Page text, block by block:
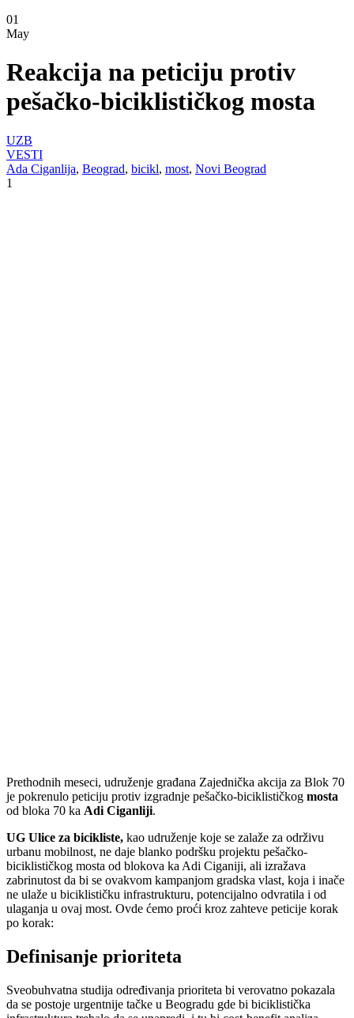
01
May
Reakcija na peticiju protiv
pešačko-biciklističkog mosta
UZB
VESTI
Ada Ciganlija, Beograd, bicikl, most, Novi Beograd
1
Prethodnih meseci, udruženje građana Zajednička akcija za Blok 70
je pokrenulo peticiju protiv izgradnje pešačko-biciklističkog mosta
od bloka 70 ka Adi Ciganliji.
UG Ulice za bicikliste, kao udruženje koje se zalaže za održivu
urbanu mobilnost, ne daje blanko podršku projektu pešačko-
biciklističkog mosta od blokova ka Adi Ciganiji, ali izražava
zabrinutost da bi se ovakvom kampanjom gradska vlast, koja i inače
ne ulaže u biciklističku infrastrukturu, potencijalno odvratila i od
ulaganja u ovaj most. Ovde ćemo proći kroz zahteve peticije korak
po korak:
Definisanje prioriteta
Sveobuhvatna studija određivanja prioriteta bi verovatno pokazala
da se postoje urgentnije tačke u Beogradu gde bi biciklistička